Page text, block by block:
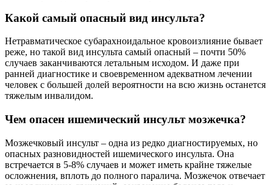
Какой самый опасный вид инсульта?
Нетравматическое субарахноидальное кровоизлияние бывает
реже, но такой вид инсульта самый опасный – почти 50%
случаев заканчиваются летальным исходом. И даже при
ранней диагностике и своевременном адекватном лечении
человек с большей долей вероятности на всю жизнь останется
тяжелым инвалидом.
Чем опасен ишемический инсульт мозжечка?
Мозжечковый инсульт – одна из редко диагностируемых, но
опасных разновидностей ишемического инсульта. Она
встречается в 5-8% случаев и может иметь крайне тяжелые
осложнения, вплоть до полного паралича. Мозжечок отвечает